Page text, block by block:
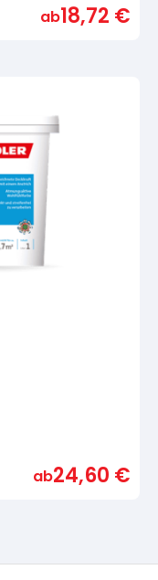
ab18,72 €
ab24,60 €